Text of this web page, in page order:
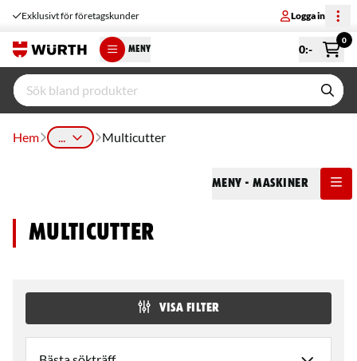
Exklusivt för företagskunder Logga in
MENY 0:-
0
Hem ... Multicutter
Meny - Maskiner
Multicutter
VISA FILTER